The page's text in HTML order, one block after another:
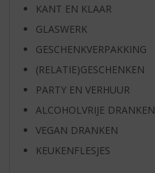
KANT EN KLAAR
GLASWERK
GESCHENKVERPAKKING
(RELATIE)GESCHENKEN
PARTY EN VERHUUR
ALCOHOLVRIJE DRANKEN
VEGAN DRANKEN
KEUKENFLESJES